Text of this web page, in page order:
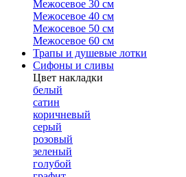
Межосевое 30 см
Межосевое 40 см
Межосевое 50 см
Межосевое 60 см
Трапы и душевые лотки
Сифоны и сливы
Цвет накладки
белый
сатин
коричневый
серый
розовый
зеленый
голубой